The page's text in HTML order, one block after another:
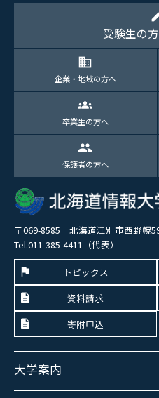
受験生の
domain
企業・地域の方へ
groups
卒業生の方へ
group
保護者の方へ
〒069-8585 北海道江別市西野幌
Tel.011-385-4411（代表）
トピックス
資料請求
寄附申込
大学案内